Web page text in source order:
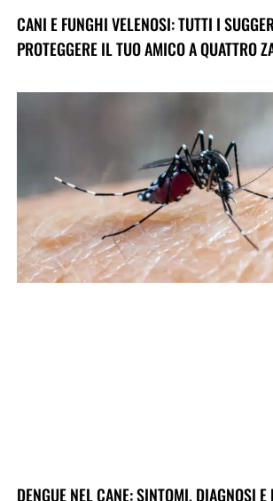
CANI E FUNGHI VELENOSI: TUTTI I
PROTEGGERE IL TUO AMICO A QUATTRO
DENGUE NEL CANE: SINTOMI, DIAGNOSI E